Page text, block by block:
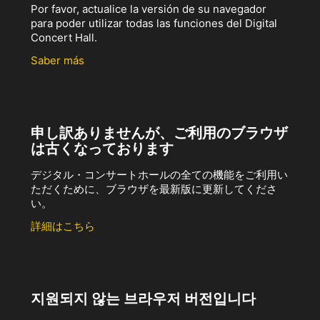
Por favor, actualice la versión de su navegador
para poder utilizar todas las funciones del Digital
Concert Hall.
Saber más
申し訳ありませんが、ご利用のブラウザ
は古くなっております
デジタル・コンサートホールの全ての機能をご利用い
ただくために、ブラウザを最新版に更新してくださ
い。
詳細はこちら
지원되지 않는 브라우저 버전입니다